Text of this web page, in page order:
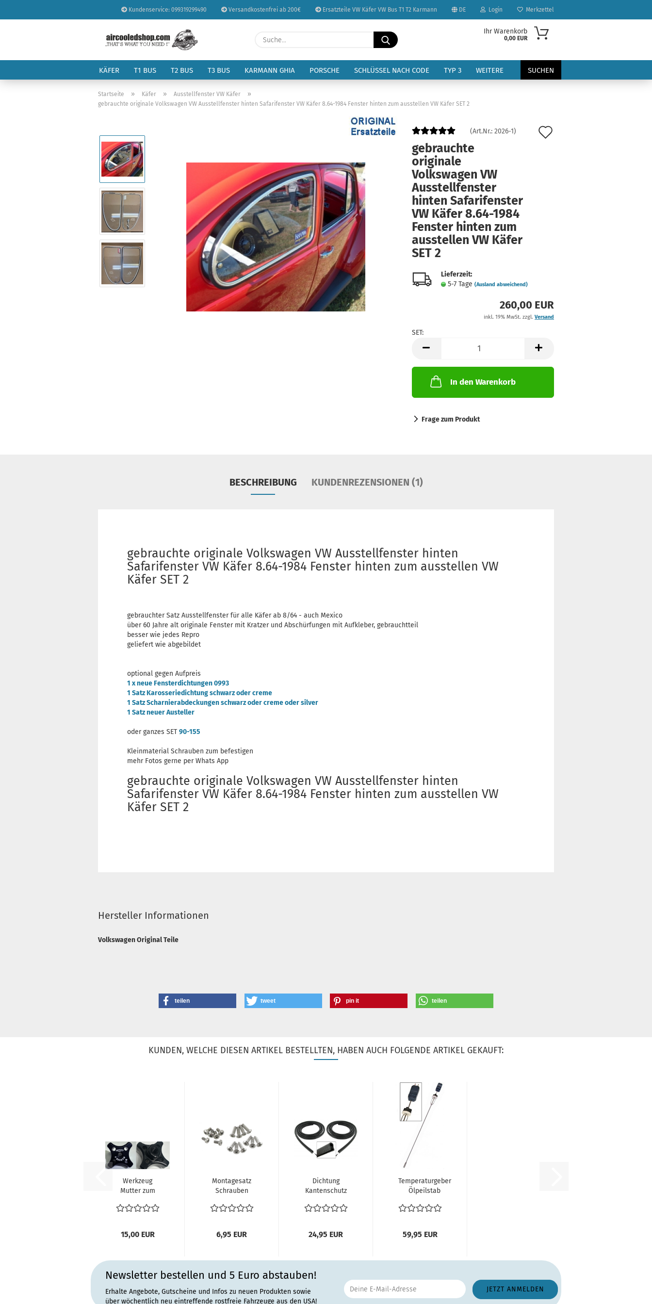
Kundenservice: 099319299490 Versandkostenfrei ab 200€ Ersatzteile VW Käfer VW Bus T1 T2 Karmann DE
Sprache auswählen
Lieferland
Login
Konto erstellen
Passwort vergessen?
Merkzettel
Suche...
Ihr Warenkorb
0,00 EUR
KÄFER T1 BUS T2 BUS T3 BUS KARMANN GHIA PORSCHE SCHLÜSSEL NACH CODE TYP 3 SUCHEN
WEITERE
Startseite » Käfer » Ausstellfenster VW Käfer »
gebrauchte originale Volkswagen VW Ausstellfenster hinten Safarifenster VW Käfer 8.64-1984 Fenster hinten zum ausstellen VW Käfer SET 2
(Art.Nr.: 2026-1)
gebrauchte
originale
Volkswagen VW
Ausstellfenster
hinten Safarifenster
VW Käfer 8.64-1984
Fenster hinten zum
ausstellen VW Käfer
SET 2
Lieferzeit:
5-7 Tage (Ausland abweichend)
260,00 EUR
inkl. 19% MwSt. zzgl. Versand
SET:
In den Warenkorb
Frage zum Produkt
BESCHREIBUNG KUNDENREZENSIONEN (1)
gebrauchte originale Volkswagen VW Ausstellfenster hinten
Safarifenster VW Käfer 8.64-1984 Fenster hinten zum ausstellen VW
Käfer SET 2
gebrauchter Satz Ausstellfenster für alle Käfer ab 8/64 - auch Mexico
über 60 Jahre alt originale Fenster mit Kratzer und Abschürfungen mit Aufkleber, gebrauchtteil
besser wie jedes Repro
geliefert wie abgebildet
optional gegen Aufpreis
1 x neue Fensterdichtungen 0993
1 Satz Karosseriedichtung schwarz oder creme
1 Satz Scharnierabdeckungen schwarz oder creme oder silver
1 Satz neuer Austeller
oder ganzes SET 90-155
Kleinmaterial Schrauben zum befestigen
mehr Fotos gerne per Whats App
gebrauchte originale Volkswagen VW Ausstellfenster hinten
Safarifenster VW Käfer 8.64-1984 Fenster hinten zum ausstellen VW
Käfer SET 2
Hersteller Informationen
Volkswagen Original Teile
teilen tweet pin it teilen
KUNDEN, WELCHE DIESEN ARTIKEL BESTELLTEN, HABEN AUCH FOLGENDE ARTIKEL GEKAUFT:
Werkzeug
Mutter zum
Kupplungsseil
15,00 EUR
Montagesatz
Schrauben
VW Käfer 8.64-
6,95 EUR
Dichtung
Kantenschutz
Innendichtung
24,95 EUR
Temperaturgeber
Ölpeilstab
Geber...
59,95 EUR
Newsletter bestellen und 5 Euro abstauben!
Erhalte Angebote, Gutscheine und Infos zu neuen Produkten sowie
über wöchentlich neu eintreffende rostfreie Fahrzeuge aus den USA!